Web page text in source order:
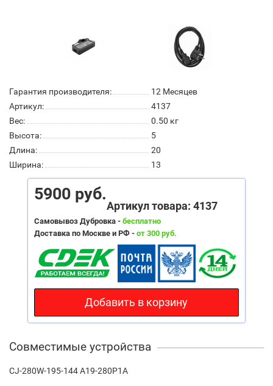
Гарантия производителя:
12 Месяцев
Артикул:
4137
Вес:
0.50 кг
Высота:
5
Длина:
20
Ширина:
13
5900 руб.
Артикул товара: 4137
Самовывоз Дубровка - бесплатно
Доставка по Москве и РФ - от 300 руб.
Добавить в корзину
Совместимые устройства
CJ-280W-195-144 A19-280P1A